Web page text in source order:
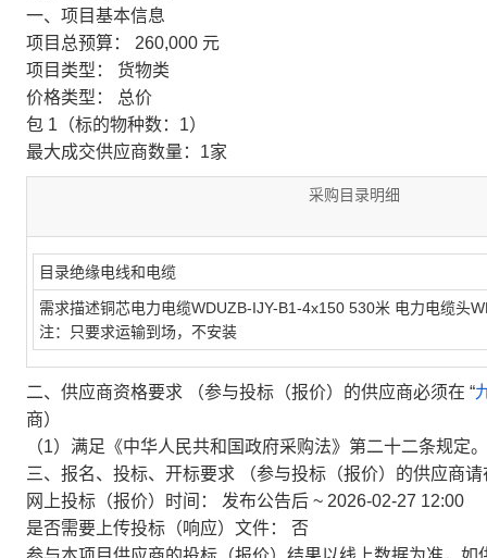
一、项目基本信息
项目总预算： 260,000 元
项目类型： 货物类
价格类型： 总价
包 1（标的物种数：1）
最大成交供应商数量：1家
采购目录明细
目录绝缘电线和电缆
需求描述铜芯电力电缆WDUZB-IJY-B1-4x150 530米 电力电缆头
注：只要求运输到场，不安装
二、供应商资格要求 （参与投标（报价）的供应商必须在 “
商）
（1）满足《中华人民共和国政府采购法》第二十二条规定。
三、报名、投标、开标要求
（参与投标（报价）的供应商
网上投标（报价）时间： 发布公告后 ~ 2026-02-27 12:00
是否需要上传投标（响应）文件： 否